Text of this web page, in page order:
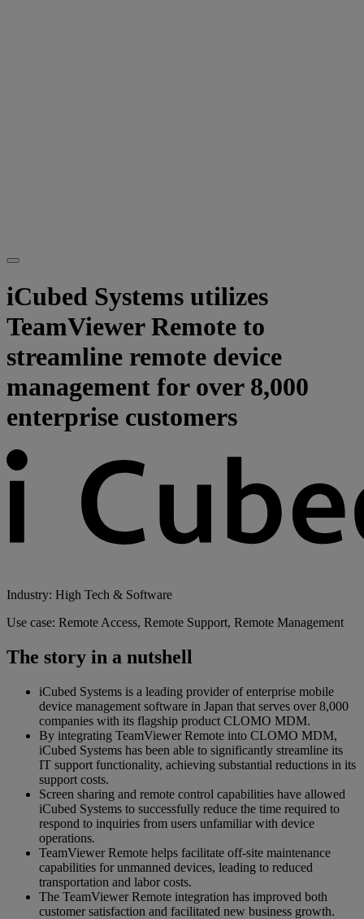
iCubed Systems utilizes
TeamViewer Remote to
streamline remote device
management for over 8,000
enterprise customers
Industry: High Tech & Software
Use case: Remote Access, Remote Support, Remote Management
The story in a nutshell
iCubed Systems is a leading provider of enterprise mobile
device management software in Japan that serves over 8,000
companies with its flagship product CLOMO MDM.
By integrating TeamViewer Remote into CLOMO MDM,
iCubed Systems has been able to significantly streamline its
IT support functionality, achieving substantial reductions in its
support costs.
Screen sharing and remote control capabilities have allowed
iCubed Systems to successfully reduce the time required to
respond to inquiries from users unfamiliar with device
operations.
TeamViewer Remote helps facilitate off-site maintenance
capabilities for unmanned devices, leading to reduced
transportation and labor costs.
The TeamViewer Remote integration has improved both
customer satisfaction and facilitated new business growth.